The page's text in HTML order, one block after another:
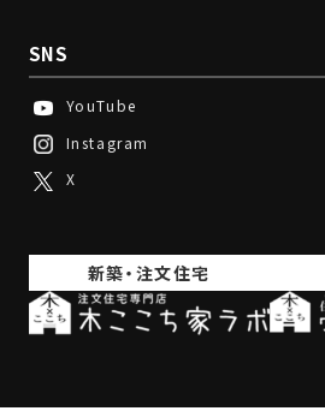
SNS
YouTube
Instagram
X
新築・注文住宅